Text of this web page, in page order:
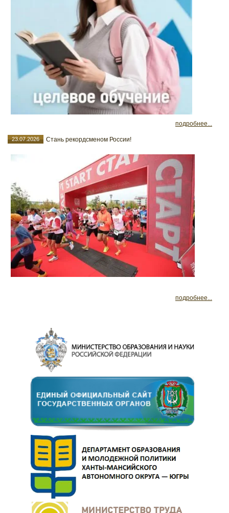
подробнее...
23.07.2026 Стань рекордсменом России!
подробнее...